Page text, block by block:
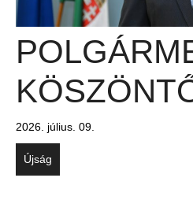
2026. július. 09.
Újság